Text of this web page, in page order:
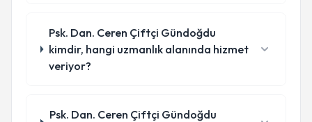
Psk. Dan. Ceren Çiftçi Gündoğdu
kimdir, hangi uzmanlık alanında hizmet
veriyor?
Psk. Dan. Ceren Çiftçi Gündoğdu